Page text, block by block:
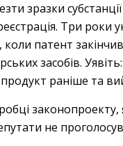
зразки
Три
коли патент
засобів.
раніше та
не